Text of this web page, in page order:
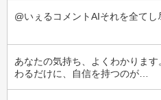
@いぇるコメントAIそれを全てし
あなたの気持ち、よくわかりま
わるだけに、自信を持つのが…